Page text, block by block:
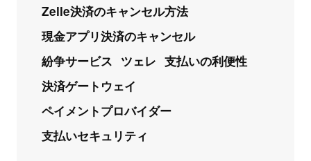
Zelle決済のキャンセル方法
現金アプリ決済のキャンセル
紛争サービス ツェレ 支払いの利便性
決済ゲートウェイ
ペイメントプロバイダー
支払いセキュリティ